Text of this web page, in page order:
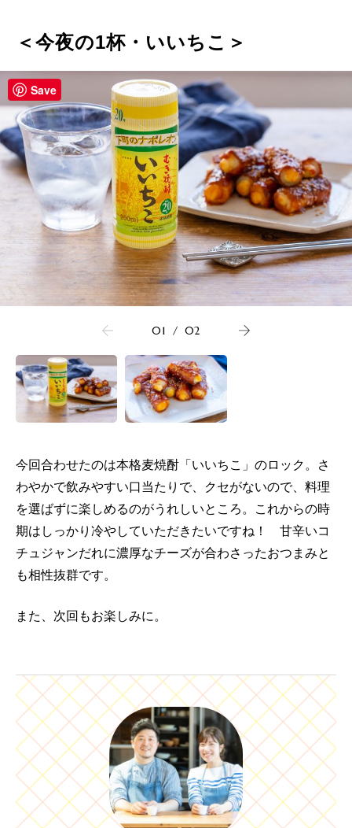
＜今夜の1杯・いいちこ＞
01 / 02
今回合わせたのは本格麦焼酎「いいちこ」のロック。さ
わやかで飲みやすい口当たりで、クセがないので、料理
を選ばずに楽しめるのがうれしいところ。これからの時
期はしっかり冷やしていただきたいですね！ 甘辛いコ
チュジャンだれに濃厚なチーズが合わさったおつまみと
も相性抜群です。
また、次回もお楽しみに。
Save